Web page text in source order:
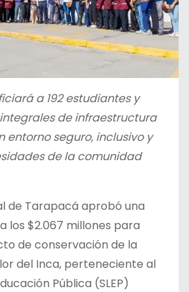
a 192 estudiantes y
de infraestructura
entorno seguro, inclusivo y
de la comunidad
de Tarapacá aprobó una
los $2.067 millones para
de conservación de la
del Inca, perteneciente al
Pública (SLEP)